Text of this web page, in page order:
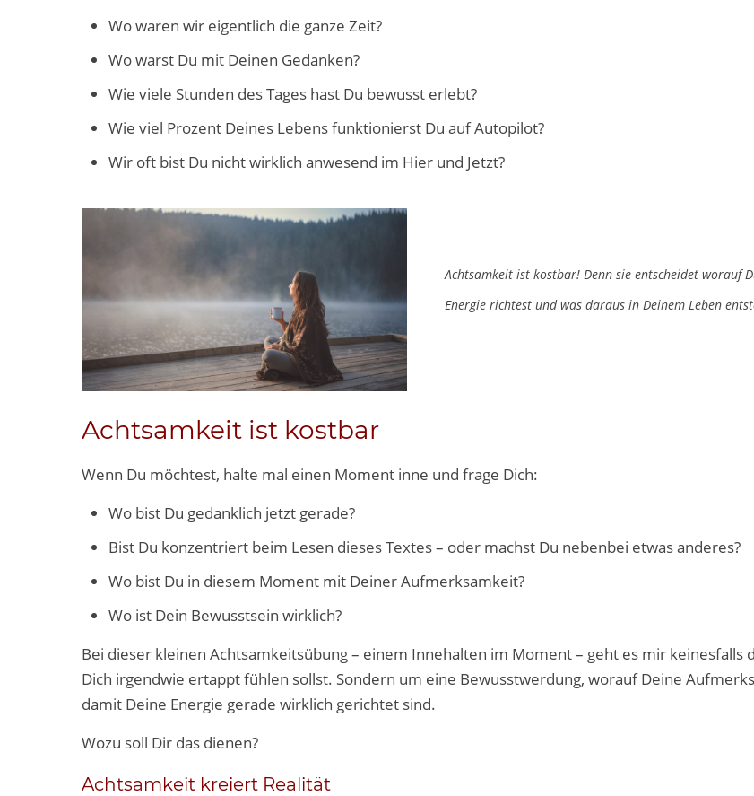
Wo waren wir eigentlich die ganze Zeit?
Wo warst Du mit Deinen Gedanken?
Wie viele Stunden des Tages hast Du bewusst erlebt?
Wie viel Prozent Deines Lebens funktionierst Du auf Autopilot?
Wir oft bist Du nicht wirklich anwesend im Hier und Jetzt?
Achtsamkeit ist kostbar! Denn sie entscheidet worauf
Energie richtest und was daraus in Deinem Leben
Achtsamkeit ist kostbar
Wenn Du möchtest, halte mal einen Moment inne und frage Dich:
Wo bist Du gedanklich jetzt gerade?
Bist Du konzentriert beim Lesen dieses Textes – oder machst Du nebenbei etwas anderes?
Wo bist Du in diesem Moment mit Deiner Aufmerksamkeit?
Wo ist Dein Bewusstsein wirklich?
Bei dieser kleinen Achtsamkeitsübung – einem Innehalten im Moment – geht es mir keinesfalls
Dich irgendwie ertappt fühlen sollst. Sondern um eine Bewusstwerdung, worauf Deine
damit Deine Energie gerade wirklich gerichtet sind.
Wozu soll Dir das dienen?
Achtsamkeit kreiert Realität